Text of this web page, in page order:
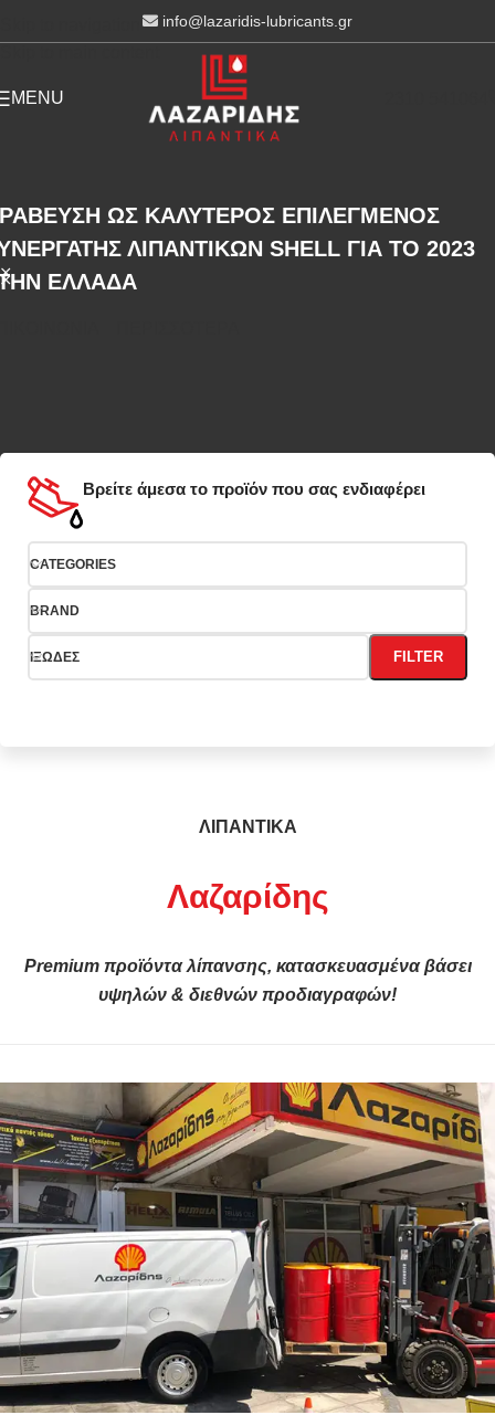
info@lazaridis-lubricants.gr
MENU
ΩΣ ΚΑΛΥΤΕΡΟΣ ΕΠΙΛΕΓΜΕΝΟΣ
ΛΙΠΑΝΤΙΚΩΝ SHELL ΓΙΑ ΤΟ 2023
ΕΛΛΑΔΑ
Βρείτε άμεσα το προϊόν που σας ενδιαφέρει
CATEGORIES
BRAND
ΙΞΩΔΕΣ FILTER
ΛΙΠΑΝΤΙΚΑ
Λαζαρίδης
Premium προϊόντα λίπανσης, κατασκευασμένα βάσει
υψηλών & διεθνών προδιαγραφών!